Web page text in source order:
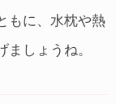
もに、水枕や熱
しょうね。